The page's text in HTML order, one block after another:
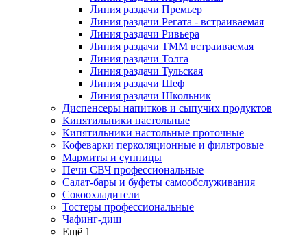
Линия раздачи Премьер
Линия раздачи Регата - встраиваемая
Линия раздачи Ривьера
Линия раздачи ТММ встраиваемая
Линия раздачи Толга
Линия раздачи Тульская
Линия раздачи Шеф
Линия раздачи Школьник
Диспенсеры напитков и сыпучих продуктов
Кипятильники настольные
Кипятильники настольные проточные
Кофеварки перколяционные и фильтровые
Мармиты и супницы
Печи СВЧ профессиональные
Салат-бары и буфеты самообслуживания
Сокоохладители
Тостеры профессиональные
Чафинг-диш
Ещё 1